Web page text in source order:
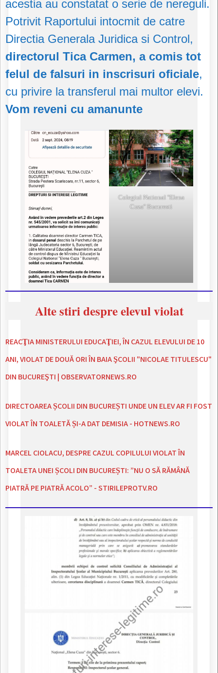
acestia au constatat o serie de nereguli.
Potrivit Raportului intocmit de catre
Directia Generala Juridica si Control,
directorul Tica Carmen, a comis tot
felul de falsuri in inscrisuri oficiale,
cu privire la transferul mai multor elevi.
Vom reveni cu amanunte
Colegiul National ''Elena
Cuza'' Bucuresti
Alte stiri despre elevul violat
REACŢIA MINISTERULUI EDUCAŢIEI, ÎN CAZUL ELEVULUI DE 10
ANI, VIOLAT DE DOUĂ ORI ÎN BAIA ŞCOLII "NICOLAE TITULESCU"
DIN BUCUREŞTI | OBSERVATORNEWS.RO
DIRECTOAREA ȘCOLII DIN BUCUREȘTI UNDE UN ELEV AR FI FOST
VIOLAT ÎN TOALETĂ ȘI-A DAT DEMISIA - HOTNEWS.RO
MARCEL CIOLACU, DESPRE CAZUL COPILULUI VIOLAT ÎN
TOALETA UNEI ȘCOLI DIN BUCUREȘTI: ”NU O SĂ RĂMÂNĂ
PIATRĂ PE PIATRĂ ACOLO” - STIRILEPROTV.RO